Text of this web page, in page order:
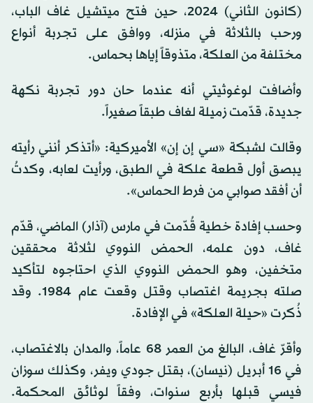
(كانون الثاني) 2024، حين فتح ميتشيل غاف الباب،
ورحب بالثلاثة في منزله، ووافق على تجربة أنواع
مختلفة من العلكة، متذوقاً إياها بحماس.
وأضافت لوغوثيتي أنه عندما حان دور تجربة نكهة
جديدة، قدّمت زميلة لغاف طبقاً صغيراً.
وقالت لشبكة «سي إن إن» الأميركية: «أتذكر أنني رأيته
يبصق أول قطعة علكة في الطبق، ورأيت لعابه، وكدتُ
أن أفقد صوابي من فرط الحماس».
وحسب إفادة خطية قُدّمت في مارس (آذار) الماضي، قدّم
غاف، دون علمه، الحمض النووي لثلاثة محققين
متخفين، وهو الحمض النووي الذي احتاجوه لتأكيد
صلته بجريمة اغتصاب وقتل وقعت عام 1984. وقد
ذُكرت «حيلة العلكة» في الإفادة.
وأقرّ غاف، البالغ من العمر 68 عاماً، والمدان بالاغتصاب،
في 16 أبريل (نيسان)، بقتل جودي ويفر، وكذلك سوزان
فيسي قبلها بأربع سنوات، وفقاً لوثائق المحكمة.